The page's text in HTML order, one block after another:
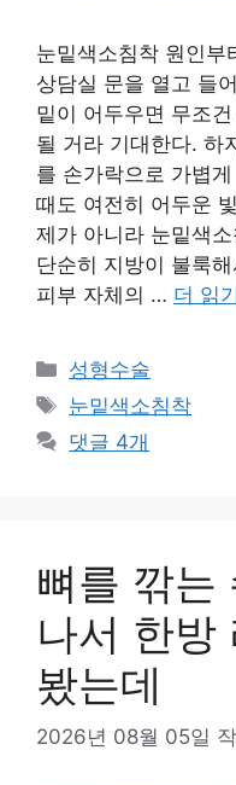
눈밑색소침착 원인부
상담실 문을 열고 들
밑이 어두우면 무조
될 거라 기대한다. 하
를 손가락으로 가볍
때도 여전히 어두운
제가 아니라 눈밑색
단순히 지방이 불룩
피부 자체의 … 더 읽
카
테
리
성형수술
태
그
눈밑색소침착
댓글 4개
뼈를 깎는
나서 한방
봤는데
2026년 08월 05일